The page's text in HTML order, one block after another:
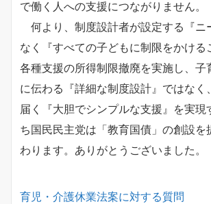
で働く人への支援につながりません。
何より、制度設計者が設定する『ニ
なく『すべての子どもに制限をかける
各種支援の所得制限撤廃を実施し、子
に伝わる『詳細な制度設計』ではなく
届く『大胆でシンプルな支援』を実現
ち国民民主党は「教育国債」の創設を
わります。ありがとうございました。
育児・介護休業法案に対する質問